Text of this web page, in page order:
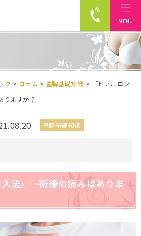
MENU
ク > コラム > 豊胸基礎知識 >
「ヒアルロン
りますか？
豊胸基礎知識
入法」…術後の痛みはありま